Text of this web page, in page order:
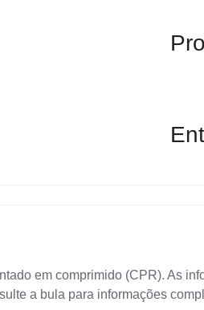
em comprimido (CPR). As
a bula para informações